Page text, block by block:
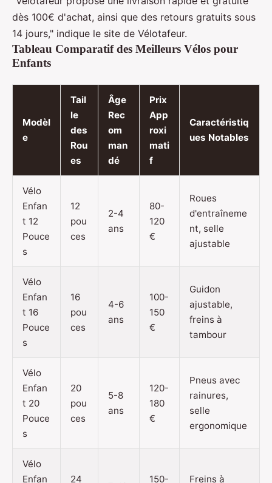
dès 100€ d'achat, ainsi que des retours gratuits sous
14 jours," indique le site de Vélotafeur.
Tableau Comparatif des Meilleurs Vélos pour
Enfants
Modèl
e
Tail
le
des
Rou
es
Âge
Rec
om
man
dé
Prix
App
roxi
mati
f
Caractéristiq
ues Notables
Vélo
Enfan
t 12
Pouce
s
12
pou
ces
2-4
ans
80-
120
€
Roues
d'entraîneme
nt, selle
ajustable
Vélo
Enfan
t 16
Pouce
s
16
pou
ces
4-6
ans
100-
150
€
Guidon
ajustable,
freins à
tambour
Vélo
Enfan
t 20
Pouce
s
20
pou
ces
5-8
ans
120-
180
€
Pneus avec
rainures,
selle
ergonomique
Vélo
Enfan
24
150-
Freins à